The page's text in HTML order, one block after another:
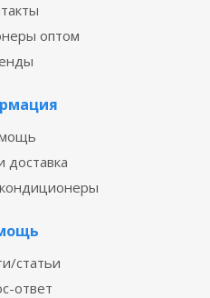
оптом
доставка
статьи
ответ